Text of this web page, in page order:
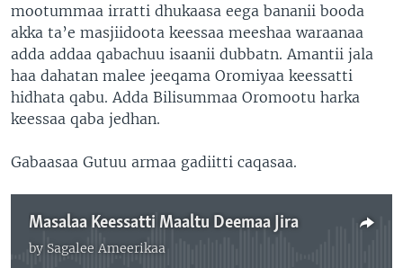
mootummaa irratti dhukaasa eega bananii booda
akka ta’e masjiidoota keessaa meeshaa waraanaa
adda addaa qabachuu isaanii dubbatn. Amantii jala
haa dahatan malee jeeqama Oromiyaa keessatti
hidhata qabu. Adda Bilisummaa Oromootu harka
keessaa qaba jedhan.
Gabaasaa Gutuu armaa gadiitti caqasaa.
Masalaa Keessatti Maaltu Deemaa Jira
by Sagalee Ameerikaa
No media source currently available